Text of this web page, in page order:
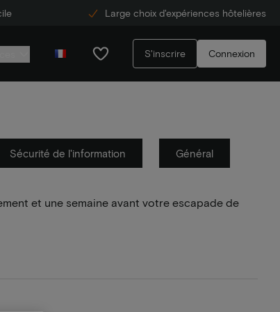
Large choix d'expériences hôtelières
S'inscrire Connexion
Sécurité de l'information Général
et une semaine avant votre escapade de